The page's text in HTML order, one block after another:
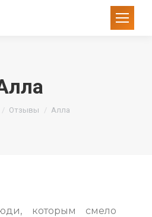
Отзывы Алла
которым смело